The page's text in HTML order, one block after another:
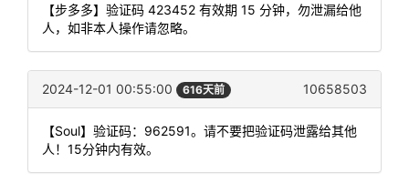
【步多多】验证码 423452 有效期 15 分钟，勿泄漏给他
人，如非本人操作请忽略。
2024-12-01 00:55:00 616天前 10658503
【Soul】验证码：962591。请不要把验证码泄露给其他
人！15分钟内有效。